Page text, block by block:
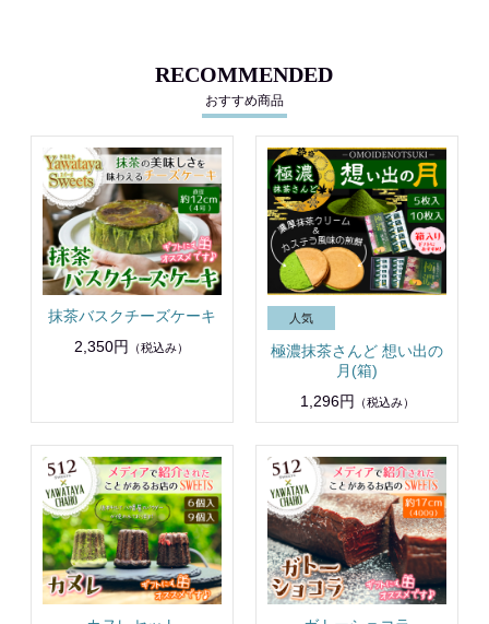
RECOMMENDED
おすすめ商品
抹茶バスクチーズケーキ
2,350円
（税込み）
極濃抹茶さんど 想い出の
月(箱)
1,296円
（税込み）